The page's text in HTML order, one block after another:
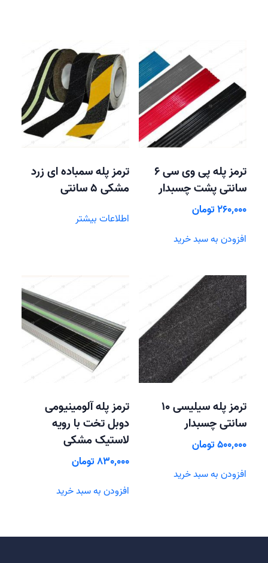
ترمز پله پی وی سی 6
سانتی پشت چسبدار
260,000تومان
افزودن به سبد خرید
ترمز پله سمباده ای زرد
مشکی 5 سانتی
اطلاعات بیشتر
ترمز پله سیلیسی 10
سانتی چسبدار
500,000تومان
افزودن به سبد خرید
ترمز پله آلومینیومی
دوبل تخت با رویه
لاستیک مشکی
830,000تومان
افزودن به سبد خرید